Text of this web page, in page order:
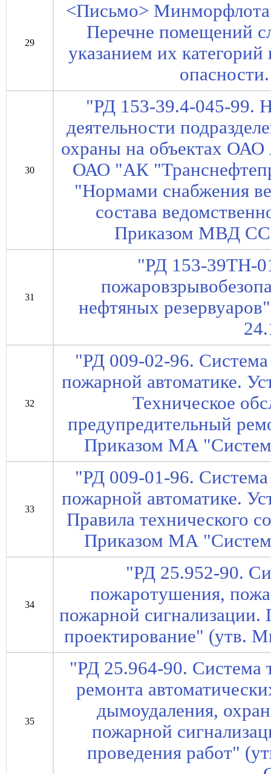
29
<Письмо>
Перечне помещений
указанием их
30
"РД 153-39.4-045-99.
деятельности
охраны на объектах
ОАО "АК
"Нормами снабжения
состава
Приказом МВД
31
"РД 153-39ТН-
нефтяных
32
"РД 009-02-96.
пожарной автоматике.
Техническое
предупредительный
Приказом МА
33
"РД 009-01-96.
пожарной автоматике.
Правила технического
Приказом МА
34
"РД 25.952-90.
пожаротушения,
пожарной сигнализации.
проектирование" (утв.
35
"РД 25.964-90. Система
ремонта
дымоудаления,
пожарной
проведения работ"